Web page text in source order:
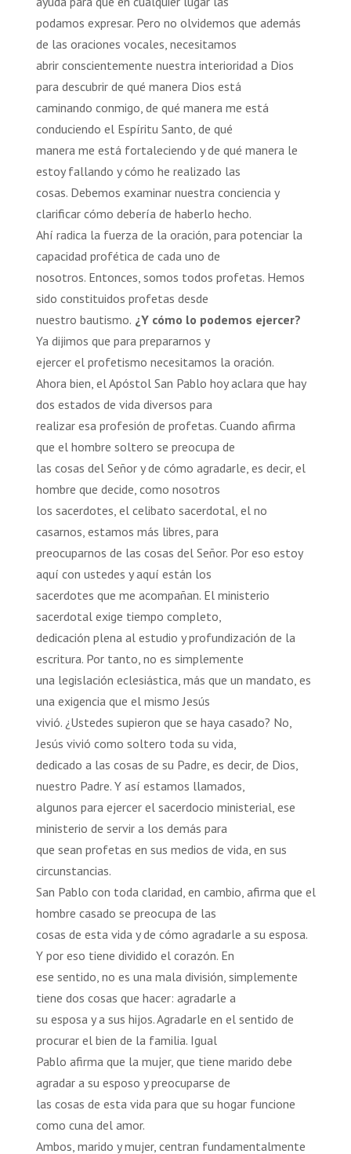
podamos expresar. Pero no olvidemos que además
de las oraciones vocales, necesitamos
abrir conscientemente nuestra interioridad a Dios
para descubrir de qué manera Dios está
caminando conmigo, de qué manera me está
conduciendo el Espíritu Santo, de qué
manera me está fortaleciendo y de qué manera le
estoy fallando y cómo he realizado las
cosas. Debemos examinar nuestra conciencia y
clarificar cómo debería de haberlo hecho.
Ahí radica la fuerza de la oración, para potenciar la
capacidad profética de cada uno de
nosotros. Entonces, somos todos profetas. Hemos
sido constituidos profetas desde
nuestro bautismo. ¿Y cómo lo podemos ejercer?
Ya dijimos que para prepararnos y
ejercer el profetismo necesitamos la oración.
Ahora bien, el Apóstol San Pablo hoy aclara que hay
dos estados de vida diversos para
realizar esa profesión de profetas. Cuando afirma
que el hombre soltero se preocupa de
las cosas del Señor y de cómo agradarle, es decir, el
hombre que decide, como nosotros
los sacerdotes, el celibato sacerdotal, el no
casarnos, estamos más libres, para
preocuparnos de las cosas del Señor. Por eso estoy
aquí con ustedes y aquí están los
sacerdotes que me acompañan. El ministerio
sacerdotal exige tiempo completo,
dedicación plena al estudio y profundización de la
escritura. Por tanto, no es simplemente
una legislación eclesiástica, más que un mandato, es
una exigencia que el mismo Jesús
vivió. ¿Ustedes supieron que se haya casado? No,
Jesús vivió como soltero toda su vida,
dedicado a las cosas de su Padre, es decir, de Dios,
nuestro Padre. Y así estamos llamados,
algunos para ejercer el sacerdocio ministerial, ese
ministerio de servir a los demás para
que sean profetas en sus medios de vida, en sus
circunstancias.
San Pablo con toda claridad, en cambio, afirma que el
hombre casado se preocupa de las
cosas de esta vida y de cómo agradarle a su esposa.
Y por eso tiene dividido el corazón. En
ese sentido, no es una mala división, simplemente
tiene dos cosas que hacer: agradarle a
su esposa y a sus hijos. Agradarle en el sentido de
procurar el bien de la familia. Igual
Pablo afirma que la mujer, que tiene marido debe
agradar a su esposo y preocuparse de
las cosas de esta vida para que su hogar funcione
como cuna del amor.
Ambos, marido y mujer, centran fundamentalmente